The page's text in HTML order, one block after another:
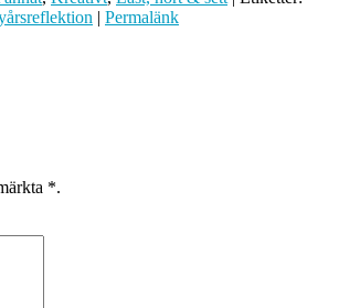
| Permalänk
*.